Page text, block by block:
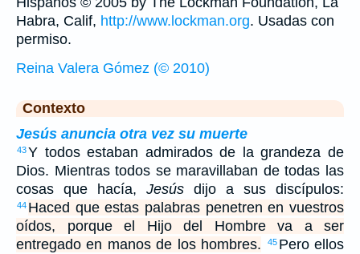
Habra, Calif, http://www.lockman.org. Usadas con
permiso.
Reina Valera Gómez (© 2010)
Contexto
Jesús anuncia otra vez su muerte
43Y todos estaban admirados de la grandeza de
Dios. Mientras todos se maravillaban de todas las
cosas que hacía, Jesús dijo a sus discípulos:
44 Haced que estas palabras penetren en vuestros
oídos, porque el Hijo del Hombre va a ser
entregado en manos de los hombres.
45 Pero ellos